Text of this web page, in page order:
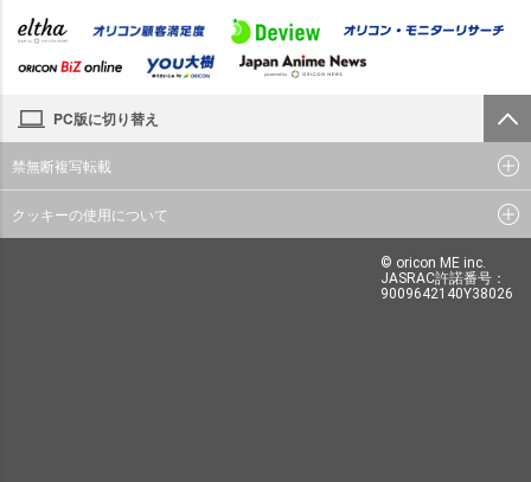
PC版に切り替え
禁無断複写転載
クッキーの使用について
© oricon ME inc.
JASRAC許諾番号：
9009642140Y38026